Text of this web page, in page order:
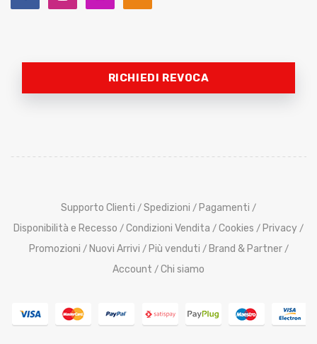
RICHIEDI REVOCA
Supporto Clienti / Spedizioni / Pagamenti /
Disponibilità e Recesso / Condizioni Vendita / Cookies / Privacy /
Promozioni / Nuovi Arrivi / Più venduti / Brand & Partner /
Account / Chi siamo